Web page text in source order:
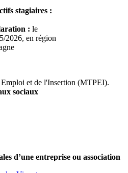
stagiaires :
: le
2026, en région
et de l'Insertion (MTPEI).
sociaux
d’une entreprise ou association